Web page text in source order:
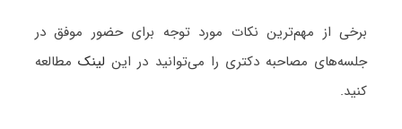
برخی از مهم‌ترین نکات مورد توجه برای حضور موفق در
جلسه‌های مصاحبه دکتری را می‌توانید در این لینکمطالعه
کنید.